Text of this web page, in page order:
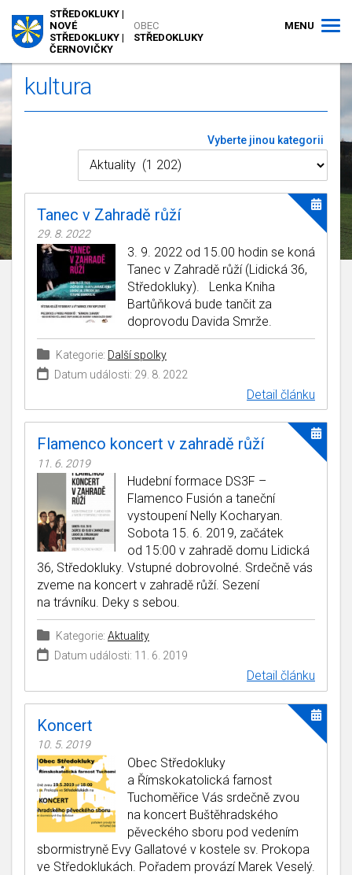
OBEC
STŘEDOKLUKY
STŘEDOKLUKY |
NOVÉ
STŘEDOKLUKY |
ČERNOVIČKY
MENU
kultura
Vyberte jinou kategorii
Tanec v Zahradě růží
29. 8. 2022
3. 9. 2022 od 15.00 hodin se koná
Tanec v Zahradě růží (Lidická 36,
Středokluky). Lenka Kniha
Bartůňková bude tančit za
doprovodu Davida Smrže.
Kategorie: Další spolky
Datum události: 29. 8. 2022
Detail článku
Flamenco koncert v zahradě růží
11. 6. 2019
Hudební formace DS3F –
Flamenco Fusión a taneční
vystoupení Nelly Kocharyan.
Sobota 15. 6. 2019, začátek
od 15:00 v zahradě domu Lidická
36, Středokluky. Vstupné dobrovolné. Srdečně vás
zveme na koncert v zahradě růží. Sezení
na trávníku. Deky s sebou.
Kategorie: Aktuality
Datum události: 11. 6. 2019
Detail článku
Koncert
10. 5. 2019
Obec Středokluky
a Římskokatolická farnost
Tuchoměřice Vás srdečně zvou
na koncert Buštěhradského
pěveckého sboru pod vedením
sbormistryně Evy Gallatové v kostele sv. Prokopa
ve Středoklukách. Pořadem provází Marek Veselý.